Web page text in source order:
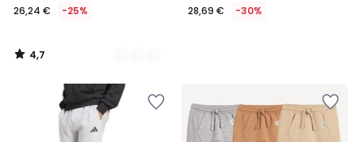
26,24 € -25%
4,7
/
28,69 € -30%